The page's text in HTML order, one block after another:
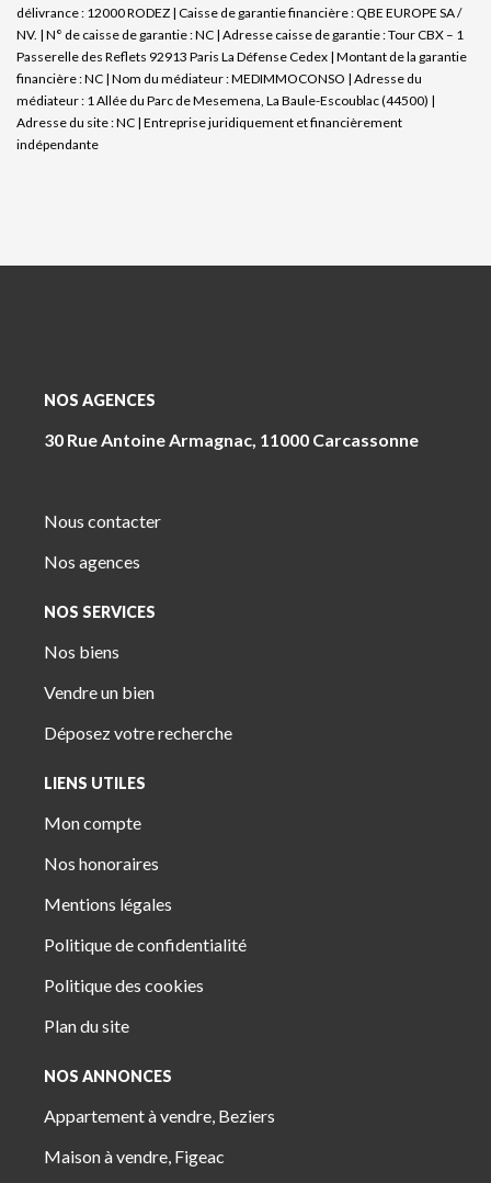
délivrance : 12000 RODEZ | Caisse de garantie financière : QBE EUROPE SA /
NV. | N° de caisse de garantie : NC | Adresse caisse de garantie : Tour CBX – 1
Passerelle des Reflets 92913 Paris La Défense Cedex | Montant de la garantie
financière : NC | Nom du médiateur : MEDIMMOCONSO | Adresse du
médiateur : 1 Allée du Parc de Mesemena, La Baule-Escoublac (44500) |
Adresse du site : NC | Entreprise juridiquement et financièrement
indépendante
NOS AGENCES
30 Rue Antoine Armagnac, 11000 Carcassonne
Nous contacter
Nos agences
NOS SERVICES
Nos biens
Vendre un bien
Déposez votre recherche
LIENS UTILES
Mon compte
Nos honoraires
Mentions légales
Politique de confidentialité
Politique des cookies
Plan du site
NOS ANNONCES
Appartement à vendre, Beziers
Maison à vendre, Figeac